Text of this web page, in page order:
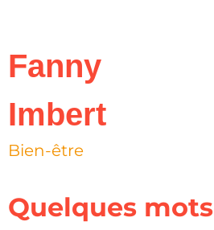
Fanny
Imbert
Bien-être
Quelques mots